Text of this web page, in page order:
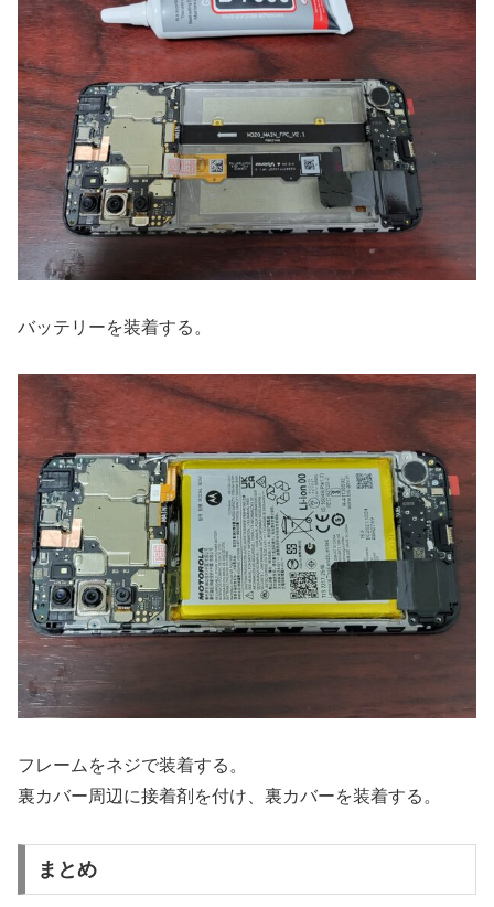
バッテリーを装着する。
フレームをネジで装着する。
裏カバー周辺に接着剤を付け、裏カバーを装着する。
まとめ